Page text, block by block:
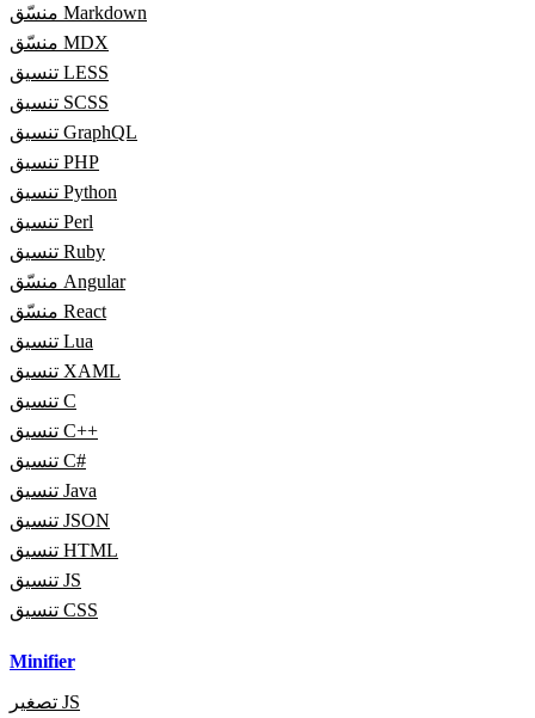
منسّق Markdown
منسّق MDX
تنسيق LESS
تنسيق SCSS
تنسيق GraphQL
تنسيق PHP
تنسيق Python
تنسيق Perl
تنسيق Ruby
منسّق Angular
منسّق React
تنسيق Lua
تنسيق XAML
تنسيق C
تنسيق C++
تنسيق C#
تنسيق Java
تنسيق JSON
تنسيق HTML
تنسيق JS
تنسيق CSS
Minifier
تصغير JS